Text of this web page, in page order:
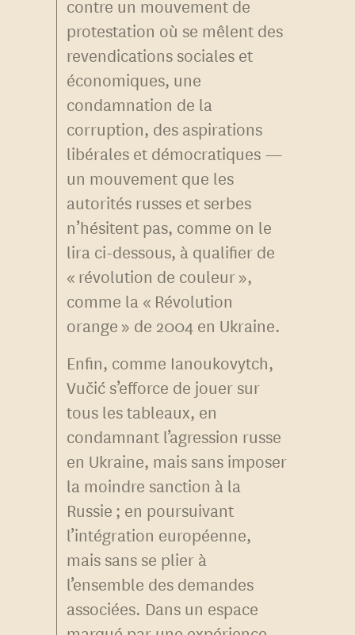
contre un mouvement de
protestation où se mêlent des
revendications sociales et
économiques, une
condamnation de la
corruption, des aspirations
libérales et démocratiques —
un mouvement que les
autorités russes et serbes
n’hésitent pas, comme on le
lira ci-dessous, à qualifier de
« révolution de couleur »,
comme la « Révolution
orange » de 2004 en Ukraine.
Enfin, comme Ianoukovytch,
Vučić s’efforce de jouer sur
tous les tableaux, en
condamnant l’agression russe
en Ukraine, mais sans imposer
la moindre sanction à la
Russie ; en poursuivant
l’intégration européenne,
mais sans se plier à
l’ensemble des demandes
associées. Dans un espace